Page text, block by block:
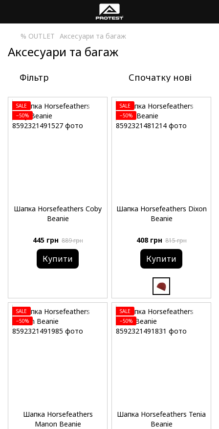
% OUTLET Аксесуари та багаж
Аксесуари та багаж
Фільтр Спочатку нові
SALE
−50%
Шапка Horsefeathers Сoby
Beanie
445 грн 889 грн
Купити
SALE
−50%
Шапка Horsefeathers Dixon
Beanie
408 грн 815 грн
Купити
SALE
−50%
Шапка Horsefeathers
Manon Beanie
SALE
−50%
Шапка Horsefeathers Tenia
Beanie